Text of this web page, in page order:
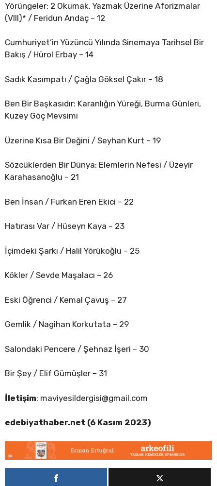
Yörüngeler: 2 Okumak, Yazmak Üzerine Aforizmalar
(VIII)* / Feridun Andaç – 12
Cumhuriyet’in Yüzüncü Yılında Sinemaya Tarihsel Bir
Bakış / Hürol Erbay – 14
Sadık Kasımpatı / Çağla Göksel Çakır – 18
Ben Bir Başkasıdır: Karanlığın Yüreği, Burma Günleri,
Kuzey Göç Mevsimi
Üzerine Kısa Bir Değini / Seyhan Kurt – 19
Sözcüklerden Bir Dünya: Elemlerin Nefesi / Üzeyir
Karahasanoğlu – 21
Ben İnsan / Furkan Eren Ekici – 22
Hatırası Var / Hüseyn Kaya – 23
İçimdeki Şarkı / Halil Yörükoğlu – 25
Kökler / Sevde Maşalacı – 26
Eski Öğrenci / Kemal Çavuş – 27
Gemlik / Nagihan Korkutata – 29
Salondaki Pencere / Şehnaz İşeri – 30
Bir Şey / Elif Gümüşler – 31
İletişim: maviyesildergisi@gmail.com
edebiyathaber.net (6 Kasım 2023)